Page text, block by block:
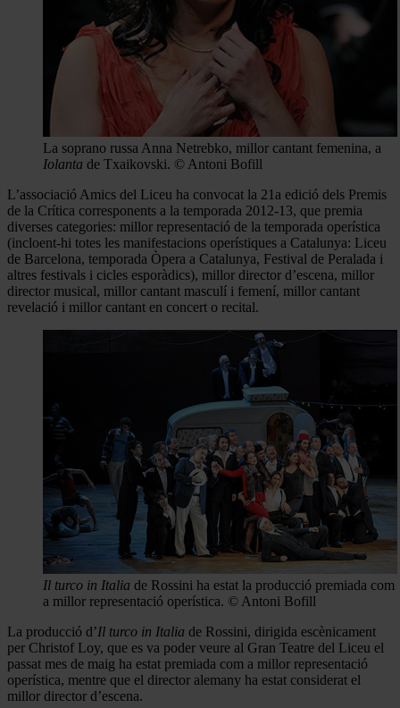
La soprano russa Anna Netrebko, millor cantant femenina, a
Iolanta de Txaikovski. © Antoni Bofill
L’associació Amics del Liceu ha convocat la 21a edició dels Premis
de la Crítica corresponents a la temporada 2012-13, que premia
diverses categories: millor representació de la temporada operística
(incloent-hi totes les manifestacions operístiques a Catalunya: Liceu
de Barcelona, temporada Òpera a Catalunya, Festival de Peralada i
altres festivals i cicles esporàdics), millor director d’escena, millor
director musical, millor cantant masculí i femení, millor cantant
revelació i millor cantant en concert o recital.
Il turco in Italia de Rossini ha estat la producció premiada com
a millor representació operística. © Antoni Bofill
La producció d’Il turco in Italia de Rossini, dirigida escènicament
per Christof Loy, que es va poder veure al Gran Teatre del Liceu el
passat mes de maig ha estat premiada com a millor representació
operística, mentre que el director alemany ha estat considerat el
millor director d’escena.